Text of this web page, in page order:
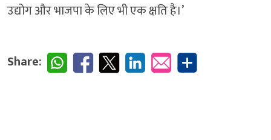
उद्योग और भाजपा के लिए भी एक क्षति है।’
Share: